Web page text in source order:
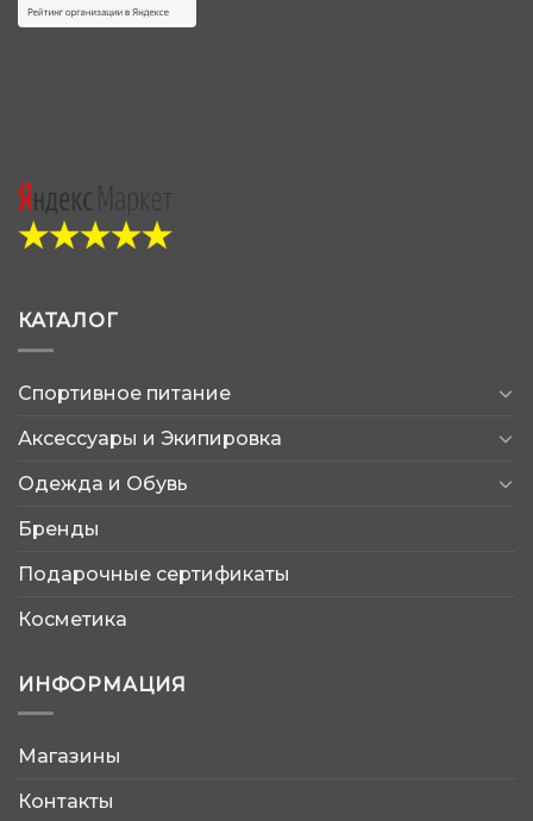
КАТАЛОГ
Спортивное питание
Аксессуары и Экипировка
Одежда и Обувь
Бренды
Подарочные сертификаты
Косметика
ИНФОРМАЦИЯ
Магазины
Контакты